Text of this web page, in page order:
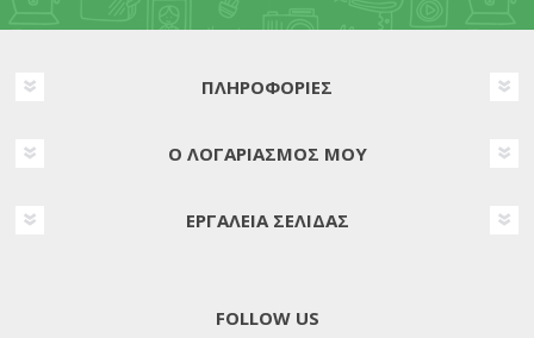
ΠΛΗΡΟΦΟΡΊΕΣ
Ο ΛΟΓΑΡΙΑΣΜΌΣ ΜΟΥ
ΕΡΓΑΛΕΊΑ ΣΕΛΊΔΑΣ
FOLLOW US